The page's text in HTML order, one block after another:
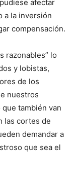
afectar
a la inversión
compensación.
razonables” lo
y lobistas,
de los
nuestros
también van
las cortes de
demandar a
que sea el